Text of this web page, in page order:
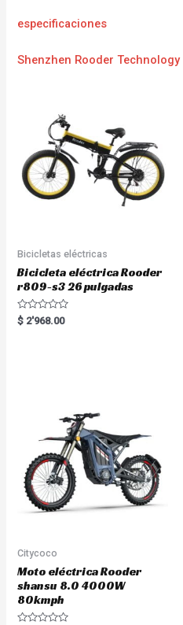
especificaciones
Shenzhen Rooder Technology
Bicicletas eléctricas
Bicicleta eléctrica Rooder
r809-s3 26 pulgadas
R
a
$ 2'968.00
Citycoco
Moto eléctrica Rooder
shansu 8.0 4000W
80kmph